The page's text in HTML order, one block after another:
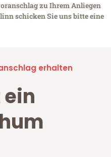
zu Ihrem Anliegen
schicken Sie uns bitte eine
erhalten